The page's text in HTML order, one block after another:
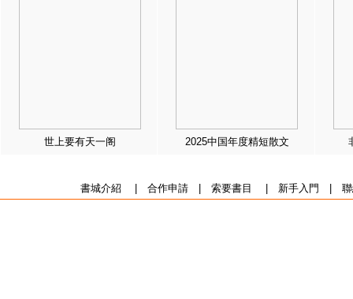
世上要有天一阁 2025中国年度精短散文
書城介紹 合作申請| 索要書目 新手入門